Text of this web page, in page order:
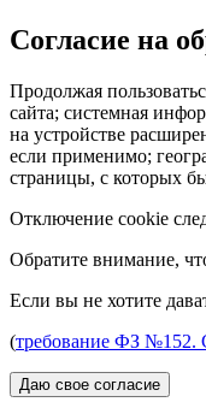
Согласие на
Продолжая
сайта; системная
на устройстве
если применимо;
страницы, с которых
Отключение cookie
Обратите внимание,
Если вы не хотите
(требование ФЗ №152.